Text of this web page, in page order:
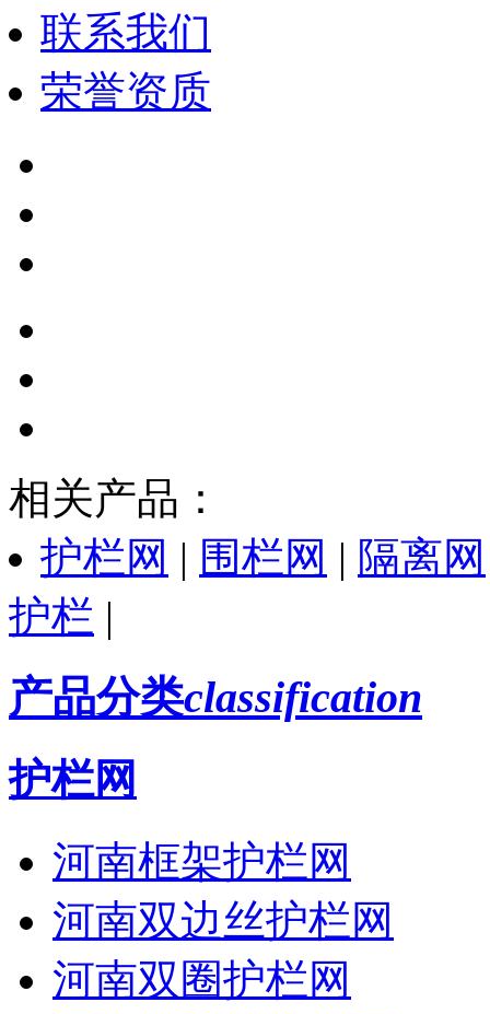
联系我们
荣誉资质
相关产品：
护栏网 | 围栏网 | 隔离网
护栏 |
产品分类classification
护栏网
河南框架护栏网
河南双边丝护栏网
河南双圈护栏网